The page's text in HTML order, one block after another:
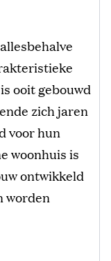
ooit gebouwd
zich jaren
voor hun
woonhuis is
ontwikkeld
worden